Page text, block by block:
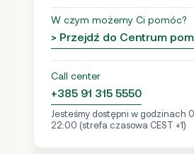
W czym możemy Ci pomóc?
> Przejdź do Centrum
Call center
+385 91 315 5550
Jesteśmy dostępni w godzinach
22:00 (strefa czasowa CEST +1)